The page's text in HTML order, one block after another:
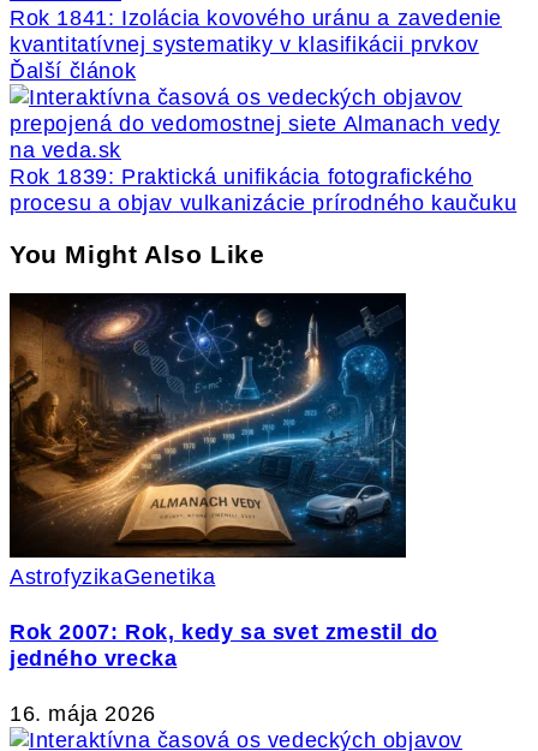
Rok 1841: Izolácia kovového uránu a zavedenie
kvantitatívnej systematiky v klasifikácii prvkov
Ďalší článok
Rok 1839: Praktická unifikácia fotografického
procesu a objav vulkanizácie prírodného kaučuku
You Might Also Like
AstrofyzikaGenetika
Rok 2007: Rok, kedy sa svet zmestil do
jedného vrecka
16. mája 2026